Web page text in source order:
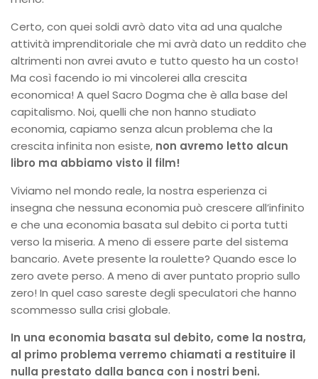
Certo, con quei soldi avrò dato vita ad una qualche
attività imprenditoriale che mi avrà dato un reddito che
altrimenti non avrei avuto e tutto questo ha un costo!
Ma così facendo io mi vincolerei alla crescita
economica! A quel Sacro Dogma che è alla base del
capitalismo. Noi, quelli che non hanno studiato
economia, capiamo senza alcun problema che la
crescita infinita non esiste, non avremo letto alcun
libro ma abbiamo visto il film!
Viviamo nel mondo reale, la nostra esperienza ci
insegna che nessuna economia può crescere all’infinito
e che una economia basata sul debito ci porta tutti
verso la miseria. A meno di essere parte del sistema
bancario. Avete presente la roulette? Quando esce lo
zero avete perso. A meno di aver puntato proprio sullo
zero! In quel caso sareste degli speculatori che hanno
scommesso sulla crisi globale.
In una economia basata sul debito, come la nostra,
al primo problema verremo chiamati a restituire il
nulla prestato dalla banca con i nostri beni.